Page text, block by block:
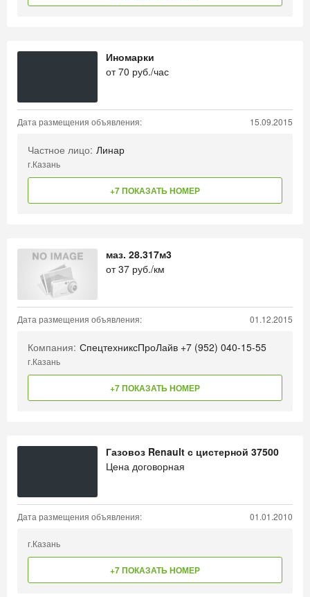
Иномарки
от70 руб./час
Дата размещения объявления: 15.09.2015
Частное лицо: Линар
г.Казань
+7 ПОКАЗАТЬ НОМЕР
маз. 28.317м3
от37 руб./км
Дата размещения объявления: 01.12.2015
Компания: СпецтехниксПроЛайв +7 (952) 040-15-55
г.Казань
+7 ПОКАЗАТЬ НОМЕР
Газовоз Renault с цистерной 37500
Цена договорная
Дата размещения объявления: 01.01.2010
г.Казань
+7 ПОКАЗАТЬ НОМЕР